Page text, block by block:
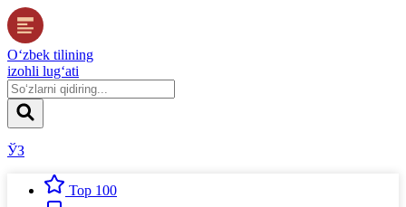
O‘zbek tilining
izohli lug‘ati
ЎЗ
Top 100